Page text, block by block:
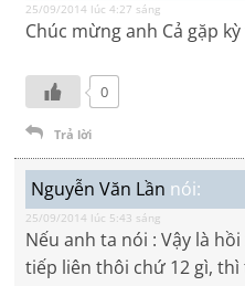
25/09/2014 lúc 4:27 sáng
Chúc mừng anh Cả gặp
0
Trả lời
Nguyễn Văn Lần nói:
25/09/2014 lúc 5:43 sáng
Nếu anh ta nói : Vậy là
tiếp liên thôi chứ 12 gì, thì